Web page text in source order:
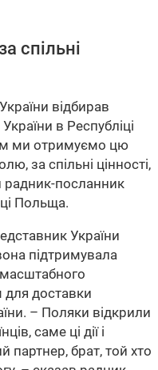
спільні
відбирав
в Республіці
ми отримуємо цю
за спільні цінності,
радник-посланник
Польща.
України
підтримувала
доставки
– Поляки відкрили
саме ці дії і
партнер, брат, той хто